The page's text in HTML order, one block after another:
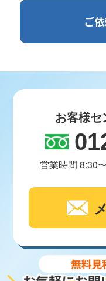
ご
お客様
営業時間 8:30